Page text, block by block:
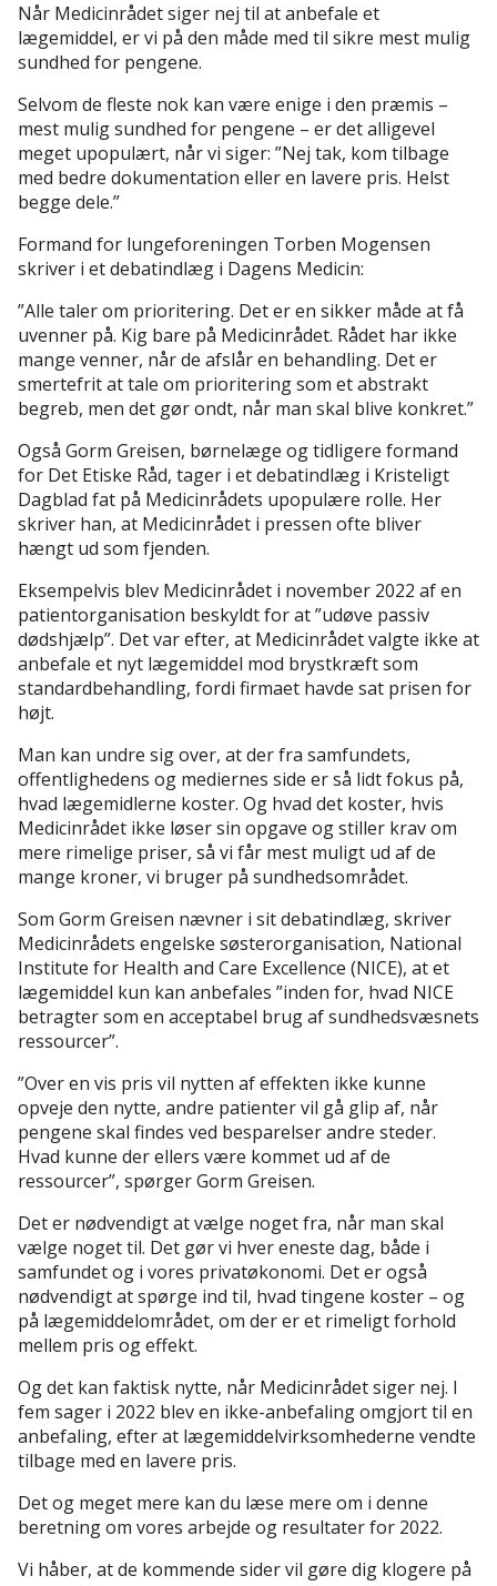
Når Medicinrådet siger nej til at anbefale et
lægemiddel, er vi på den måde med til sikre mest mulig
sundhed for pengene.
Selvom de fleste nok kan være enige i den præmis –
mest mulig sundhed for pengene – er det alligevel
meget upopulært, når vi siger: ”Nej tak, kom tilbage
med bedre dokumentation eller en lavere pris. Helst
begge dele.”
Formand for lungeforeningen Torben Mogensen
skriver i et debatindlæg i Dagens Medicin:
”Alle taler om prioritering. Det er en sikker måde at få
uvenner på. Kig bare på Medicinrådet. Rådet har ikke
mange venner, når de afslår en behandling. Det er
smertefrit at tale om prioritering som et abstrakt
begreb, men det gør ondt, når man skal blive konkret.”
Også Gorm Greisen, børnelæge og tidligere formand
for Det Etiske Råd, tager i et debatindlæg i Kristeligt
Dagblad fat på Medicinrådets upopulære rolle. Her
skriver han, at Medicinrådet i pressen ofte bliver
hængt ud som fjenden.
Eksempelvis blev Medicinrådet i november 2022 af en
patientorganisation beskyldt for at ”udøve passiv
dødshjælp”. Det var efter, at Medicinrådet valgte ikke at
anbefale et nyt lægemiddel mod brystkræft som
standardbehandling, fordi firmaet havde sat prisen for
højt.
Man kan undre sig over, at der fra samfundets,
offentlighedens og mediernes side er så lidt fokus på,
hvad lægemidlerne koster. Og hvad det koster, hvis
Medicinrådet ikke løser sin opgave og stiller krav om
mere rimelige priser, så vi får mest muligt ud af de
mange kroner, vi bruger på sundhedsområdet.
Som Gorm Greisen nævner i sit debatindlæg, skriver
Medicinrådets engelske søsterorganisation, National
Institute for Health and Care Excellence (NICE), at et
lægemiddel kun kan anbefales ”inden for, hvad NICE
betragter som en acceptabel brug af sundhedsvæsnets
ressourcer”.
”Over en vis pris vil nytten af effekten ikke kunne
opveje den nytte, andre patienter vil gå glip af, når
pengene skal findes ved besparelser andre steder.
Hvad kunne der ellers være kommet ud af de
ressourcer”, spørger Gorm Greisen.
Det er nødvendigt at vælge noget fra, når man skal
vælge noget til. Det gør vi hver eneste dag, både i
samfundet og i vores privatøkonomi. Det er også
nødvendigt at spørge ind til, hvad tingene koster – og
på lægemiddelområdet, om der er et rimeligt forhold
mellem pris og effekt.
Og det kan faktisk nytte, når Medicinrådet siger nej. I
fem sager i 2022 blev en ikke-anbefaling omgjort til en
anbefaling, efter at lægemiddelvirksomhederne vendte
tilbage med en lavere pris.
Det og meget mere kan du læse mere om i denne
beretning om vores arbejde og resultater for 2022.
Vi håber, at de kommende sider vil gøre dig klogere på